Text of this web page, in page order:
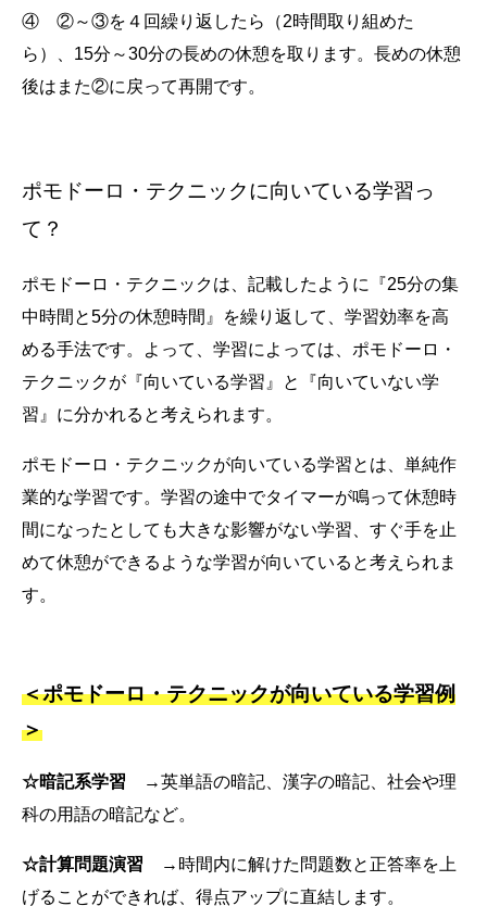
④ ②～③を４回繰り返したら（2時間取り組めた
ら）、15分～30分の長めの休憩を取ります。長めの休憩
後はまた②に戻って再開です。
ポモドーロ・テクニックに向いている学習っ
て？
ポモドーロ・テクニックは、記載したように『25分の集
中時間と5分の休憩時間』を繰り返して、学習効率を高
める手法です。よって、学習によっては、ポモドーロ・
テクニックが『向いている学習』と『向いていない学
習』に分かれると考えられます。
ポモドーロ・テクニックが向いている学習とは、単純作
業的な学習です。学習の途中でタイマーが鳴って休憩時
間になったとしても大きな影響がない学習、すぐ手を止
めて休憩ができるような学習が向いていると考えられま
す。
＜ポモドーロ・テクニックが向いている学習例
＞
☆暗記系学習
→英単語の暗記、漢字の暗記、社会や理
科の用語の暗記など。
☆計算問題演習
→時間内に解けた問題数と正答率を上
げることができれば、得点アップに直結します。